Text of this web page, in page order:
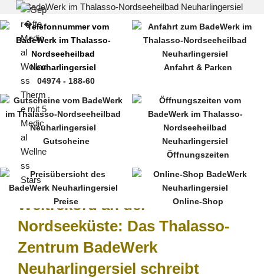
Zum
Inhalt
springen
04974 - 188-60
Anfahrt & Parken
Gutscheine
Öffnungszeiten
Preise Online-Shop
Weltrekord an der
Nordseeküste: Das Thalasso-
Zentrum BadeWerk
Neuharlingersiel schreibt